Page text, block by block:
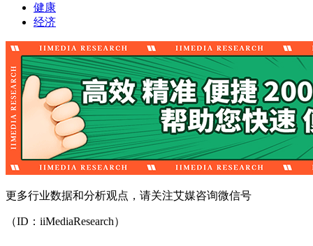
健康
经济
更多行业数据和分析观点，请关注艾媒咨询微信号
（ID：iiMediaResearch）